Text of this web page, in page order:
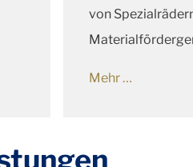
von
Mehr …